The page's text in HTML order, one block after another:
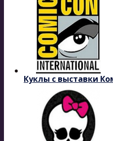
Куклы с выставки